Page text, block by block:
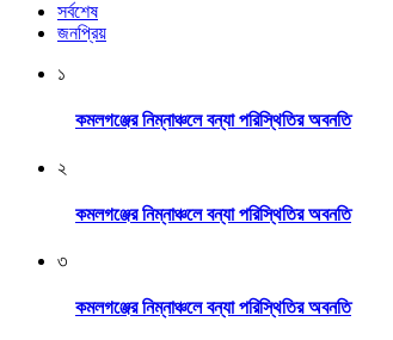
সর্বশেষ
জনপ্রিয়
১
কমলগঞ্জের নিম্নাঞ্চলে বন্যা পরিস্থিতির অবনতি
২
কমলগঞ্জের নিম্নাঞ্চলে বন্যা পরিস্থিতির অবনতি
৩
কমলগঞ্জের নিম্নাঞ্চলে বন্যা পরিস্থিতির অবনতি